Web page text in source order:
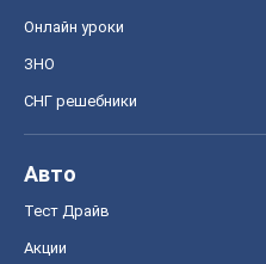
Онлайн уроки
ЗНО
СНГ решебники
Авто
Тест Драйв
Акции